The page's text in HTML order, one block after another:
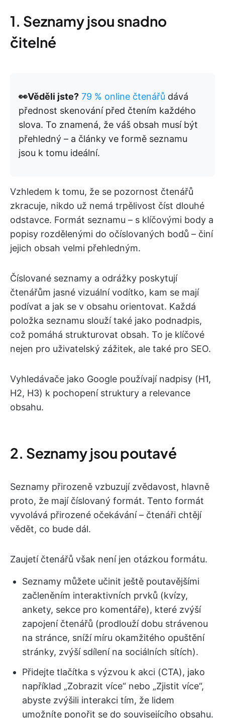
1. Seznamy jsou snadno
čitelné
👀Věděli jste? 79 % online čtenářů dává
přednost skenování před čtením každého
slova. To znamená, že váš obsah musí být
přehledný – a články ve formě seznamu
jsou k tomu ideální.
Vzhledem k tomu, že se pozornost čtenářů
zkracuje, nikdo už nemá trpělivost číst dlouhé
odstavce. Formát seznamu – s klíčovými body a
popisy rozdělenými do očíslovaných bodů – činí
jejich obsah velmi přehledným.
Číslované seznamy a odrážky poskytují
čtenářům jasné vizuální vodítko, kam se mají
podívat a jak se v obsahu orientovat. Každá
položka seznamu slouží také jako podnadpis,
což pomáhá strukturovat obsah. To je klíčové
nejen pro uživatelský zážitek, ale také pro SEO.
Vyhledávače jako Google používají nadpisy (H1,
H2, H3) k pochopení struktury a relevance
obsahu.
2. Seznamy jsou poutavé
Seznamy přirozeně vzbuzují zvědavost, hlavně
proto, že mají číslovaný formát. Tento formát
vyvolává přirozené očekávání – čtenáři chtějí
vědět, co bude dál.
Zaujetí čtenářů však není jen otázkou formátu.
Seznamy můžete učinit ještě poutavějšími
začleněním interaktivních prvků (kvízy,
ankety, sekce pro komentáře), které zvýší
zapojení čtenářů (prodlouží dobu strávenou
na stránce, sníží míru okamžitého opuštění
stránky, zvýší sdílení na sociálních sítích).
Přidejte tlačítka s výzvou k akci (CTA), jako
například „Zobrazit více“ nebo „Zjistit více“,
abyste zvýšili interakci tím, že lidem
umožníte ponořit se do souvisejícího obsahu.